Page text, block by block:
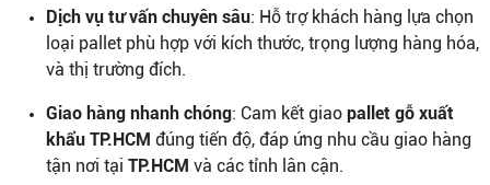
Dịch vụ tư vấn chuyên sâu: Hỗ trợ khách hàng lựa chọn
loại pallet phù hợp với kích thước, trọng lượng hàng hóa,
và thị trường đích.
Giao hàng nhanh chóng: Cam kết giao pallet gỗ xuất
khẩu TP.HCM đúng tiến độ, đáp ứng nhu cầu giao hàng
tận nơi tại TP.HCM và các tỉnh lân cận.